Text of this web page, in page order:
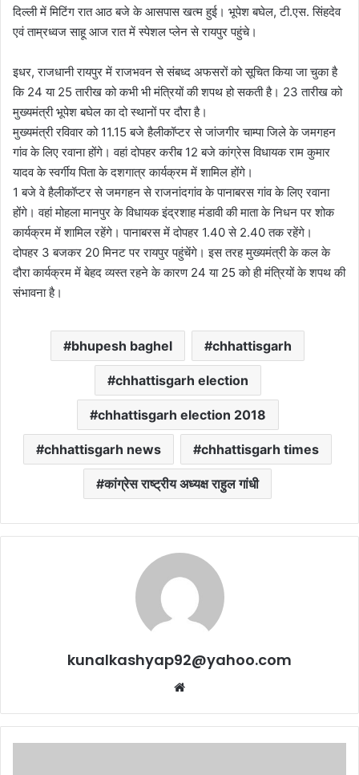
दिल्ली में मिटिंग रात आठ बजे के आसपास खत्म हुई। भूपेश बघेल, टी.एस. सिंहदेव
एवं ताम्रध्वज साहू आज रात में स्पेशल प्लेन से रायपुर पहुंचे।
इधर, राजधानी रायपुर में राजभवन से संबध्द अफसरों को सूचित किया जा चुका है
कि 24 या 25 तारीख को कभी भी मंत्रियों की शपथ हो सकती है। 23 तारीख को
मुख्यमंत्री भूपेश बघेल का दो स्थानों पर दौरा है।
मुख्यमंत्री रविवार को 11.15 बजे हैलीकॉप्टर से जांजगीर चाम्पा जिले के जमगहन
गांव के लिए रवाना होंगे। वहां दोपहर करीब 12 बजे कांग्रेस विधायक राम कुमार
यादव के स्वर्गीय पिता के दशगात्र कार्यक्रम में शामिल होंगे।
1 बजे वे हैलीकॉप्टर से जमगहन से राजनांदगांव के पानाबरस गांव के लिए रवाना
होंगे। वहां मोहला मानपुर के विधायक इंद्रशाह मंडावी की माता के निधन पर शोक
कार्यक्रम में शामिल रहेंगे। पानाबरस में दोपहर 1.40 से 2.40 तक रहेंगे।
दोपहर 3 बजकर 20 मिनट पर रायपुर पहुंचेंगे। इस तरह मुख्यमंत्री के कल के
दौरा कार्यक्रम में बेहद व्यस्त रहने के कारण 24 या 25 को ही मंत्रियों के शपथ की
संभावना है।
bhupesh baghel chhattisgarh
chhattisgarh election
chhattisgarh election 2018
chhattisgarh news chhattisgarh times
कांग्रेस राष्ट्रीय अध्यक्ष राहुल गांधी
kunalkashyap92@yahoo.com